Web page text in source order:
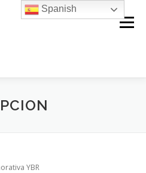
Menú
YBR
Spanish